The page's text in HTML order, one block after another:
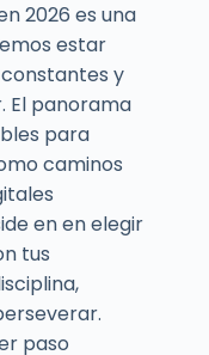
2026 es una
estar
y
El panorama
para
caminos
en en elegir
tus
paso